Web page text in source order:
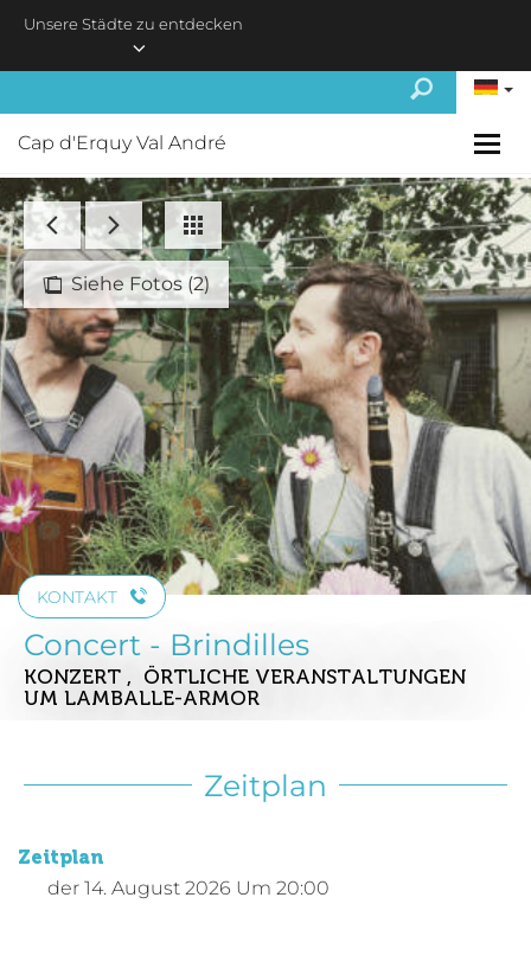
Unsere Städte zu entdecken
Cap d'Erquy Val André
Siehe Fotos (2)
KONTAKT
Concert - Brindilles
KONZERT , ÖRTLICHE VERANSTALTUNGEN
UM LAMBALLE-ARMOR
Zeitplan
Zeitplan
der 14. August 2026 Um 20:00